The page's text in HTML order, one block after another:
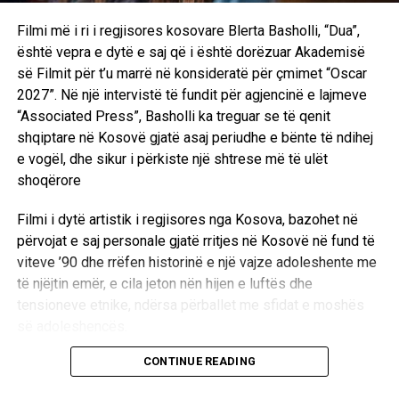
Filmi më i ri i regjisores kosovare Blerta Basholli, “Dua”,
është vepra e dytë e saj që i është dorëzuar Akademisë
së Filmit për t’u marrë në konsideratë për çmimet “Oscar
2027”. Në një intervistë të fundit për agjencinë e lajmeve
“Associated Press”, Basholli ka treguar se të qenit
shqiptare në Kosovë gjatë asaj periudhe e bënte të ndihej
e vogël, dhe sikur i përkiste një shtrese më të ulët
shoqërore
Filmi i dytë artistik i regjisores nga Kosova, bazohet në
përvojat e saj personale gjatë rritjes në Kosovë në fund të
viteve ’90 dhe rrëfen historinë e një vajze adoleshente me
të njëjtin emër, e cila jeton nën hijen e luftës dhe
tensioneve etnike, ndërsa përballet me sfidat e moshës
Në një intervistë të fundit për agjencinë e lajmeve
CONTINUE READING